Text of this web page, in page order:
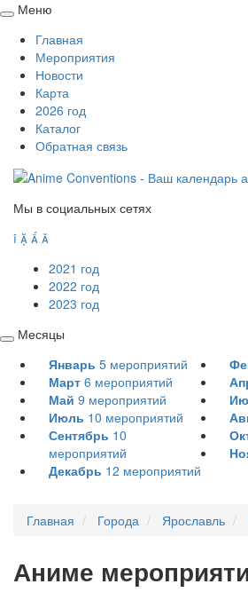
Свернуть
развернуть
Меню
Главная
Мероприятия
Новости
Карта
2026 год
Каталог
Обратная связь
Мы в социальных сетях
   
2021 год
2022 год
2023 год
Свернуть
развернуть
Месяцы
Январь 5 мероприятий
Март 6 мероприятий
Май 9 мероприятий
Июль 10 мероприятий
Сентябрь 10
мероприятий
Декабрь 12 мероприятий
Главная Города Ярославль
Аниме